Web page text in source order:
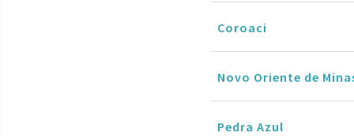
Coroaci
Novo Oriente de
Pedra Azul